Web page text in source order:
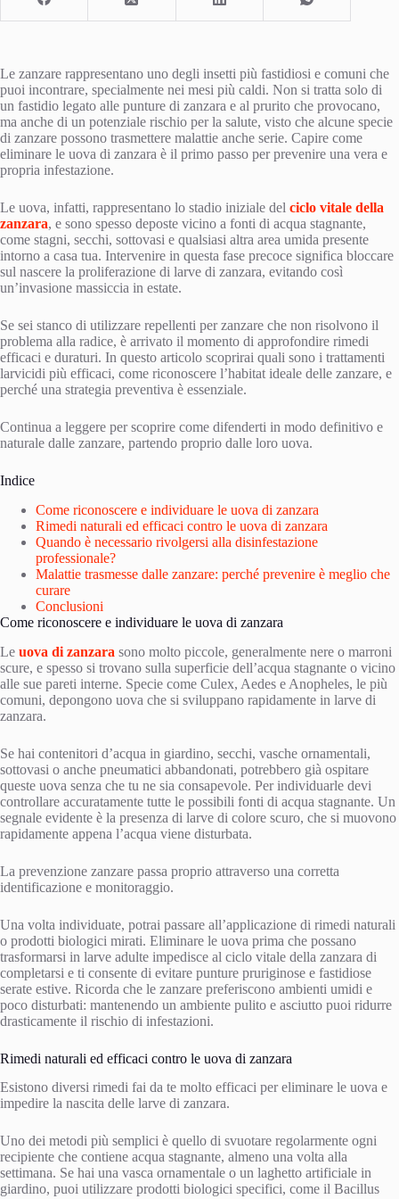
Le zanzare rappresentano uno degli insetti più fastidiosi e comuni che
puoi incontrare, specialmente nei mesi più caldi. Non si tratta solo di
un fastidio legato alle punture di zanzara e al prurito che provocano,
ma anche di un potenziale rischio per la salute, visto che alcune specie
di zanzare possono trasmettere malattie anche serie. Capire come
eliminare le uova di zanzara è il primo passo per prevenire una vera e
propria infestazione.
Le uova, infatti, rappresentano lo stadio iniziale del ciclo vitale della
zanzara, e sono spesso deposte vicino a fonti di acqua stagnante,
come stagni, secchi, sottovasi e qualsiasi altra area umida presente
intorno a casa tua. Intervenire in questa fase precoce significa bloccare
sul nascere la proliferazione di larve di zanzara, evitando così
un’invasione massiccia in estate.
Se sei stanco di utilizzare repellenti per zanzare che non risolvono il
problema alla radice, è arrivato il momento di approfondire rimedi
efficaci e duraturi. In questo articolo scoprirai quali sono i trattamenti
larvicidi più efficaci, come riconoscere l’habitat ideale delle zanzare, e
perché una strategia preventiva è essenziale.
Continua a leggere per scoprire come difenderti in modo definitivo e
naturale dalle zanzare, partendo proprio dalle loro uova.
Indice
Come riconoscere e individuare le uova di zanzara
Rimedi naturali ed efficaci contro le uova di zanzara
Quando è necessario rivolgersi alla disinfestazione
professionale?
Malattie trasmesse dalle zanzare: perché prevenire è meglio che
curare
Conclusioni
Come riconoscere e individuare le uova di zanzara
Le uova di zanzara sono molto piccole, generalmente nere o marroni
scure, e spesso si trovano sulla superficie dell’acqua stagnante o vicino
alle sue pareti interne. Specie come Culex, Aedes e Anopheles, le più
comuni, depongono uova che si sviluppano rapidamente in larve di
zanzara.
Se hai contenitori d’acqua in giardino, secchi, vasche ornamentali,
sottovasi o anche pneumatici abbandonati, potrebbero già ospitare
queste uova senza che tu ne sia consapevole. Per individuarle devi
controllare accuratamente tutte le possibili fonti di acqua stagnante. Un
segnale evidente è la presenza di larve di colore scuro, che si muovono
rapidamente appena l’acqua viene disturbata.
La prevenzione zanzare passa proprio attraverso una corretta
identificazione e monitoraggio.
Una volta individuate, potrai passare all’applicazione di rimedi naturali
o prodotti biologici mirati. Eliminare le uova prima che possano
trasformarsi in larve adulte impedisce al ciclo vitale della zanzara di
completarsi e ti consente di evitare punture pruriginose e fastidiose
serate estive. Ricorda che le zanzare preferiscono ambienti umidi e
poco disturbati: mantenendo un ambiente pulito e asciutto puoi ridurre
drasticamente il rischio di infestazioni.
Rimedi naturali ed efficaci contro le uova di zanzara
Esistono diversi rimedi fai da te molto efficaci per eliminare le uova e
impedire la nascita delle larve di zanzara.
Uno dei metodi più semplici è quello di svuotare regolarmente ogni
recipiente che contiene acqua stagnante, almeno una volta alla
settimana. Se hai una vasca ornamentale o un laghetto artificiale in
giardino, puoi utilizzare prodotti biologici specifici, come il Bacillus